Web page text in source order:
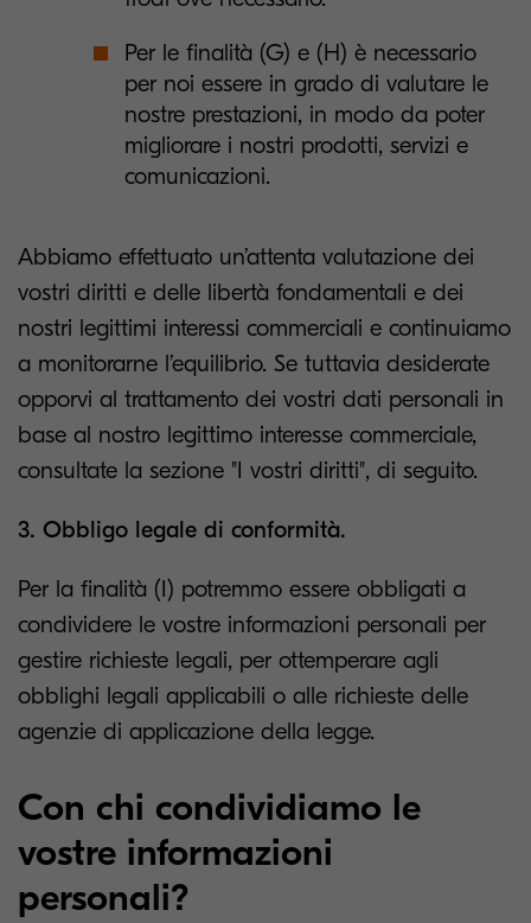
Per le finalità (G) e (H) è necessario
per noi essere in grado di valutare le
nostre prestazioni, in modo da poter
migliorare i nostri prodotti, servizi e
comunicazioni.
Abbiamo effettuato un’attenta valutazione dei
vostri diritti e delle libertà fondamentali e dei
nostri legittimi interessi commerciali e continuiamo
a monitorarne l’equilibrio. Se tuttavia desiderate
opporvi al trattamento dei vostri dati personali in
base al nostro legittimo interesse commerciale,
consultate la sezione "I vostri diritti", di seguito.
3. Obbligo legale di conformità.
Per la finalità (I) potremmo essere obbligati a
condividere le vostre informazioni personali per
gestire richieste legali, per ottemperare agli
obblighi legali applicabili o alle richieste delle
agenzie di applicazione della legge.
Con chi condividiamo le
vostre informazioni
personali?